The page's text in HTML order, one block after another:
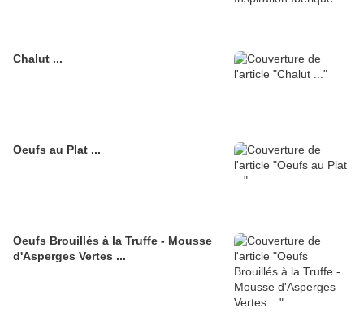
Chalut ...
Oeufs au Plat ...
Oeufs Brouillés à la Truffe - Mousse
d'Asperges Vertes ...